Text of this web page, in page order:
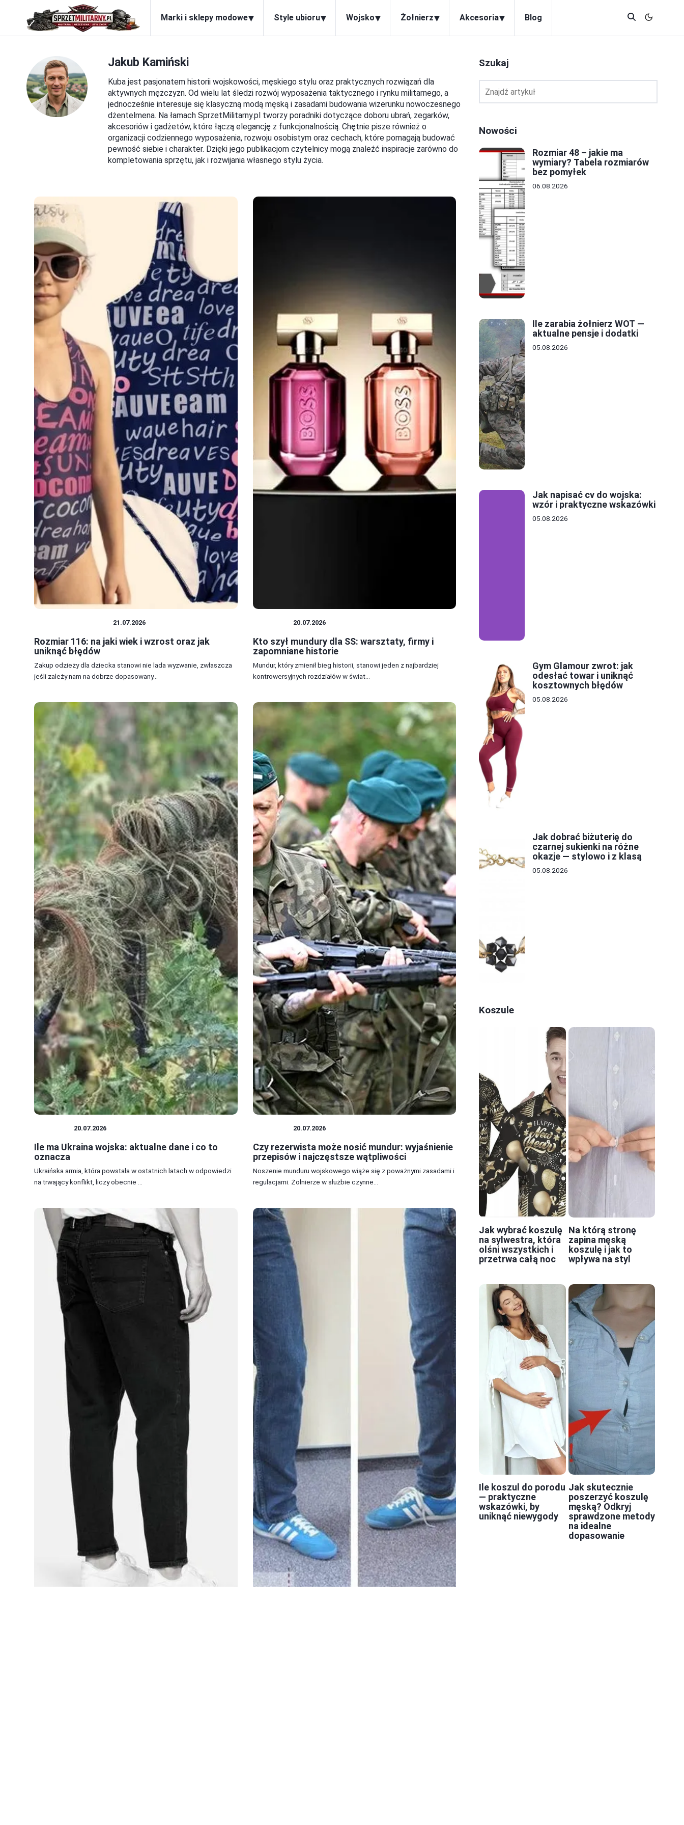
Marki i sklepy modowe▾ Style ubioru▾ Wojsko▾ Żołnierz▾ Akcesoria▾ Blog
Jakub Kamiński
Kuba jest pasjonatem historii wojskowości, męskiego stylu oraz praktycznych rozwiązań dla
aktywnych mężczyzn. Od wielu lat śledzi rozwój wyposażenia taktycznego i rynku militarnego, a
jednocześnie interesuje się klasyczną modą męską i zasadami budowania wizerunku nowoczesnego
dżentelmena. Na łamach SprzetMilitarny.pl tworzy poradniki dotyczące doboru ubrań, zegarków,
akcesoriów i gadżetów, które łączą elegancję z funkcjonalnością. Chętnie pisze również o
organizacji codziennego wyposażenia, rozwoju osobistym oraz cechach, które pomagają budować
pewność siebie i charakter. Dzięki jego publikacjom czytelnicy mogą znaleźć inspiracje zarówno do
kompletowania sprzętu, jak i rozwijania własnego stylu życia.
21.07.2026
Rozmiar 116: na jaki wiek i wzrost oraz jak
uniknąć błędów
Zakup odzieży dla dziecka stanowi nie lada wyzwanie, zwłaszcza
jeśli zależy nam na dobrze dopasowany...
20.07.2026
Kto szył mundury dla SS: warsztaty, firmy i
zapomniane historie
Mundur, który zmienił bieg historii, stanowi jeden z najbardziej
kontrowersyjnych rozdziałów w świat...
20.07.2026
Ile ma Ukraina wojska: aktualne dane i co to
oznacza
Ukraińska armia, która powstała w ostatnich latach w odpowiedzi
na trwający konflikt, liczy obecnie ...
20.07.2026
Czy rezerwista może nosić mundur: wyjaśnienie
przepisów i najczęstsze wątpliwości
Noszenie munduru wojskowego wiąże się z poważnymi zasadami i
regulacjami. Żołnierze w służbie czynne...
Szukaj
Nowości
Rozmiar 48 – jakie ma
wymiary? Tabela rozmiarów
bez pomyłek
06.08.2026
Ile zarabia żołnierz WOT —
aktualne pensje i dodatki
05.08.2026
Jak napisać cv do wojska:
wzór i praktyczne wskazówki
05.08.2026
Gym Glamour zwrot: jak
odesłać towar i uniknąć
kosztownych błędów
05.08.2026
Jak dobrać biżuterię do
czarnej sukienki na różne
okazje — stylowo i z klasą
05.08.2026
Koszule
Jak wybrać koszulę
na sylwestra, która
olśni wszystkich i
przetrwa całą noc
Na którą stronę
zapina męską
koszulę i jak to
wpływa na styl
Ile koszul do porodu
— praktyczne
wskazówki, by
uniknąć niewygody
Jak skutecznie
poszerzyć koszulę
męską? Odkryj
sprawdzone metody
na idealne
dopasowanie